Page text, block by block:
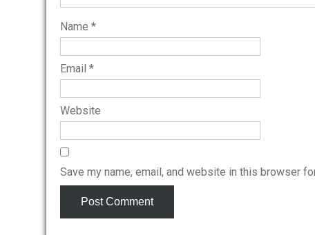
Name *
Email *
Website
Save my name, email, and website in this browser